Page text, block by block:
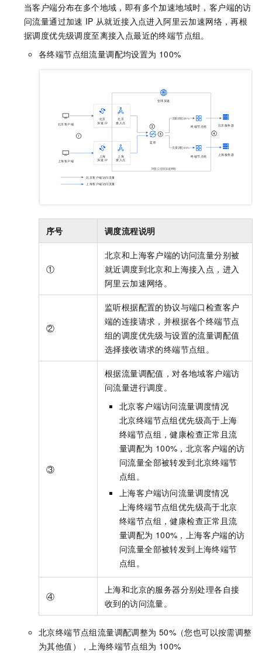
当客户端分布在多个地域，即有多个加速地域时，客户端的访
问流量通过加速 IP 从就近接入点进入阿里云加速网络，再根
据调度优先级调度至离接入点最近的终端节点组。
各终端节点组流量调配均设置为 100%
序号 调度流程说明
①
北京和上海客户端的访问流量分别被
就近调度到北京和上海接入点，进入
阿里云加速网络。
②
监听根据配置的协议与端口检查客户
端的连接请求，并根据各个终端节点
组的调度优先级与设置的流量调配值
选择接收请求的终端节点组。
③
根据流量调配值，对各地域客户端访
问流量进行调度。
北京客户端访问流量调度情况
北京终端节点组优先级高于上海
终端节点组，健康检查正常且流
量调配为 100%，北京客户端的访
问流量全部被转发到北京终端节
点组。
上海客户端访问流量调度情况
上海终端节点组优先级高于北京
终端节点组，健康检查正常且流
量调配为 100%，上海客户端的访
问流量全部被转发到上海终端节
点组。
④
上海和北京的服务器分别处理各自接
收到的访问流量。
北京终端节点组流量调配调整为 50%（您也可以按需调整
为其他值），上海终端节点组为 100%